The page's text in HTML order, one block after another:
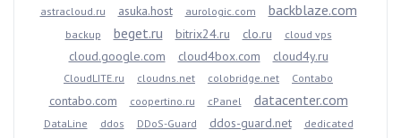
astracloud.ru
asuka.host aurologic.com backblaze.com
backup beget.ru bitrix24.ru clo.ru cloud vps
cloud.google.com cloud4box.com cloud4y.ru
CloudLITE.ru cloudns.net colobridge.net Contabo
contabo.com coopertino.ru cPanel datacenter.com
DataLine ddos DDoS-Guard ddos-guard.net
dedicated